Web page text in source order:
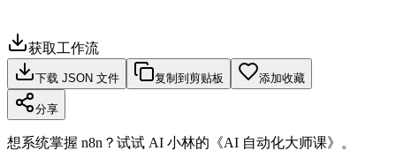
获取工作流
下载 JSON 文件 复制到剪贴板 添加收藏
分享
想系统掌握 n8n？试试 AI 小林的《AI 自动化大师课》。